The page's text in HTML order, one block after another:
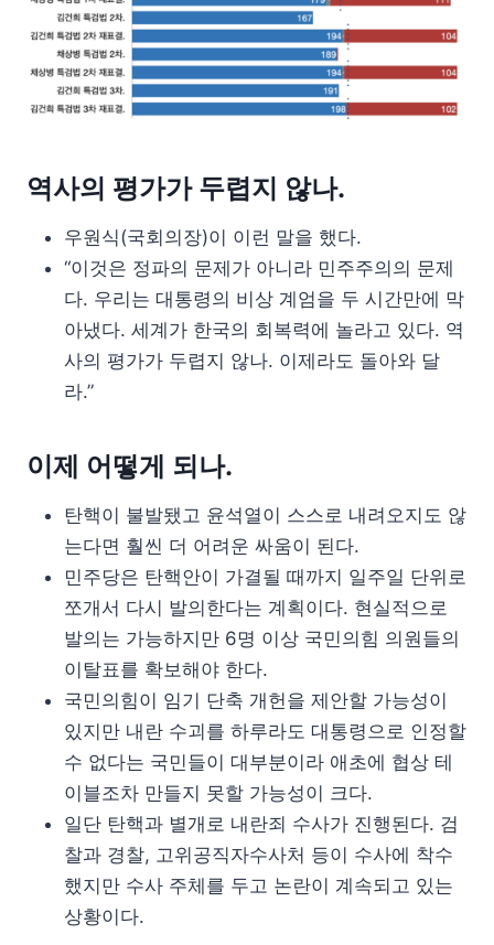
역사의 평가가 두렵지 않나.
우원식(국회의장)이 이런 말을 했다.
“이것은 정파의 문제가 아니라 민주주의의 문제
다. 우리는 대통령의 비상 계엄을 두 시간만에 막
아냈다. 세계가 한국의 회복력에 놀라고 있다. 역
사의 평가가 두렵지 않나. 이제라도 돌아와 달
라.”
이제 어떻게 되나.
탄핵이 불발됐고 윤석열이 스스로 내려오지도 않
는다면 훨씬 더 어려운 싸움이 된다.
민주당은 탄핵안이 가결될 때까지 일주일 단위로
쪼개서 다시 발의한다는 계획이다. 현실적으로
발의는 가능하지만 6명 이상 국민의힘 의원들의
이탈표를 확보해야 한다.
국민의힘이 임기 단축 개헌을 제안할 가능성이
있지만 내란 수괴를 하루라도 대통령으로 인정할
수 없다는 국민들이 대부분이라 애초에 협상 테
이블조차 만들지 못할 가능성이 크다.
일단 탄핵과 별개로 내란죄 수사가 진행된다. 검
찰과 경찰, 고위공직자수사처 등이 수사에 착수
했지만 수사 주체를 두고 논란이 계속되고 있는
상황이다.